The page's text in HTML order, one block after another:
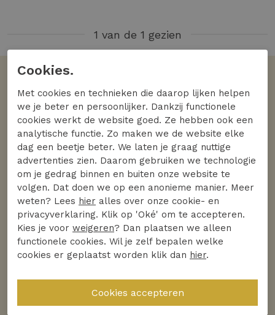
1 van de 1 gezien
Volgens jullie
De favoriete merken
Bekijk alle merken
Helena Hart Studio Anneloes
Cookies.
Met cookies en technieken die daarop lijken helpen
we je beter en persoonlijker. Dankzij functionele
cookies werkt de website goed. Ze hebben ook een
analytische functie. Zo maken we de website elke
dag een beetje beter. We laten je graag nuttige
advertenties zien. Daarom gebruiken we technologie
om je gedrag binnen en buiten onze website te
volgen. Dat doen we op een anonieme manier. Meer
weten? Lees hier alles over onze cookie- en
privacyverklaring. Klik op 'Oké' om te accepteren.
Kies je voor weigeren? Dan plaatsen we alleen
functionele cookies. Wil je zelf bepalen welke
cookies er geplaatst worden klik dan hier.